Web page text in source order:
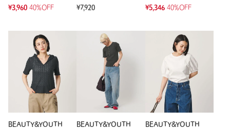
¥3,960 40%OFF
¥7,920
¥5,346 40%OFF
BEAUTY&YOUTH
BEAUTY&YOUTH
BEAUTY&YOUTH